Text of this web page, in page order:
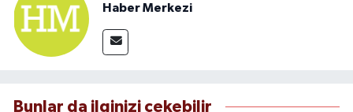
Haber Merkezi
Bunlar da ilginizi çekebilir